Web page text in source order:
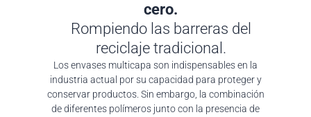
cero.
Rompiendo las barreras del
reciclaje tradicional.
Los envases multicapa son indispensables en la
industria actual por su capacidad para proteger y
conservar productos. Sin embargo, la combinación
de diferentes polímeros junto con la presencia de